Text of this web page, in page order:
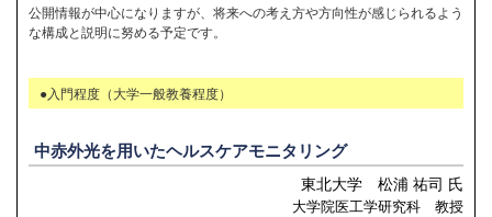
公開情報が中心になりますが、将来への考え方や方向性が感じられるよう
な構成と説明に努める予定です。
●入門程度（大学一般教養程度）
中赤外光を用いたヘルスケアモニタリング
東北大学 松浦 祐司 氏
大学院医工学研究科 教授